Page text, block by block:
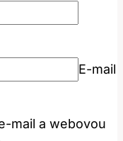
E-mail
mail a webovou